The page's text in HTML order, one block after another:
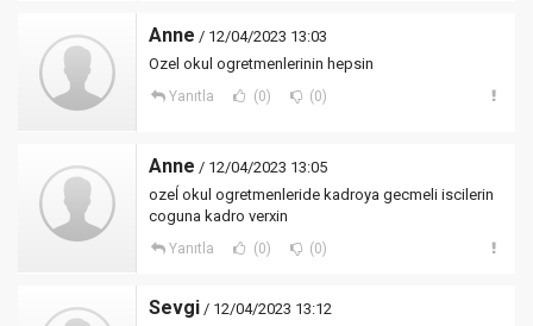
Anne / 12/04/2023 13:03
Ozel okul ogretmenlerinin hepsin
Yanıtla (0) (0)
Anne / 12/04/2023 13:05
ozeĺ okul ogretmenleride kadroya gecmeli iscilerin
coguna kadro verxin
Yanıtla (0) (0)
Sevgi / 12/04/2023 13:12